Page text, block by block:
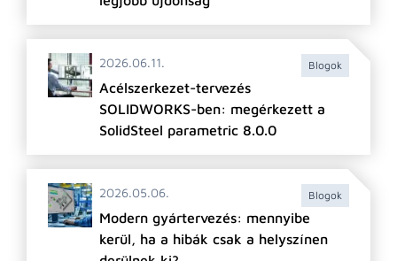
2026.06.11. Blogok
Acélszerkezet-tervezés
SOLIDWORKS-ben: megérkezett a
SolidSteel parametric 8.0.0
2026.05.06. Blogok
Modern gyártervezés: mennyibe
kerül, ha a hibák csak a helyszínen